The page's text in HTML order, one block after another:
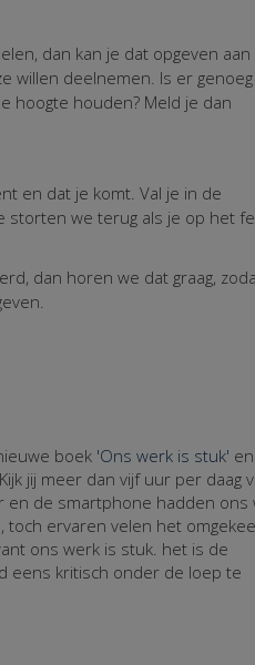
dan kan je dat opgeven
willen deelnemen. Is er genoeg
hoogte houden? Meld je dan
en dat je komt. Val je in de
storten we terug als je op het
dan horen we dat graag,
boek 'Ons werk is stuk'
jij meer dan vijf uur per daag
en de smartphone hadden ons
toch ervaren velen het
ons werk is stuk. het is de
eens kritisch onder de loep te